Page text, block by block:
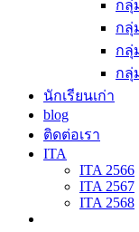
กลุ่
กลุ่
กลุ่
กลุ่
นักเรียนเก่า
blog
ติดต่อเรา
ITA
ITA 2566
ITA 2567
ITA 2568